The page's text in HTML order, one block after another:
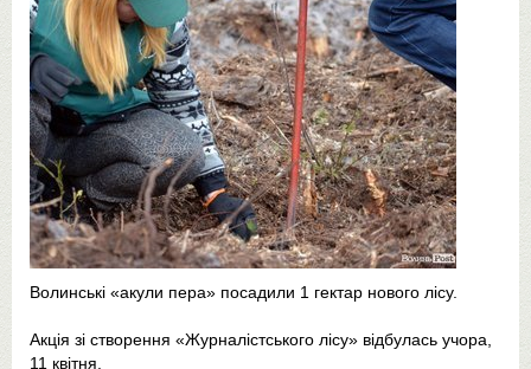
Волинські «акули пера» посадили 1 гектар нового лісу.
Акція зі створення «Журналістського лісу» відбулась учора,
11 квітня.